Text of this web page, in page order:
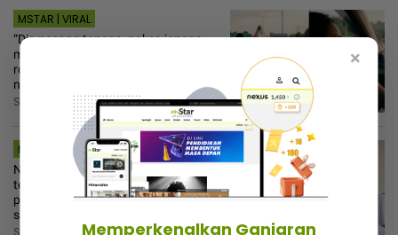
MSTAR | VIRAL
“Dia pegang tangan, paksa jangan
menolak!” - Wanita bongkar cubaan
rogol, tunang nak ’test’ sebelum
nikah
Sabtu, 8 Ogos 2026 1:00 PM
MSTAR | I-SUKE
Nama muncul dalam SISPAA, cikgu
terkejut ada waris beri
penghargaan... Ramai sangka hanya
saluran kritik orang ‘gomen’
×
Memperkenalkan Ganjaran